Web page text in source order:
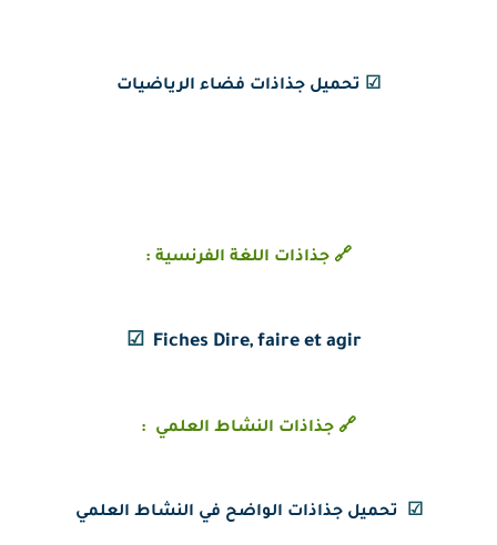
☑ تحميل جذاذات فضاء الرياضيات
🔗 جذاذات اللغة الفرنسية :
☑ Fiches Dire, faire et agir
🔗 جذاذات النشاط العلمي :
☑ تحميل جذاذات الواضح في النشاط العلمي